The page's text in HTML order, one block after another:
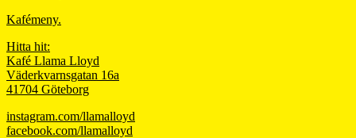
Kafémeny.
Hitta hit:
Kafé Llama Lloyd
Väderkvarnsgatan 16a
41704 Göteborg
instagram.com/llamalloyd
facebook.com/llamalloyd